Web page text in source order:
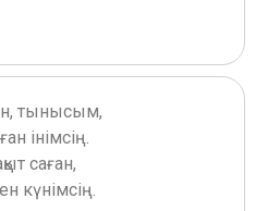
тынысым,
інімсің.
саған,
күнімсің.